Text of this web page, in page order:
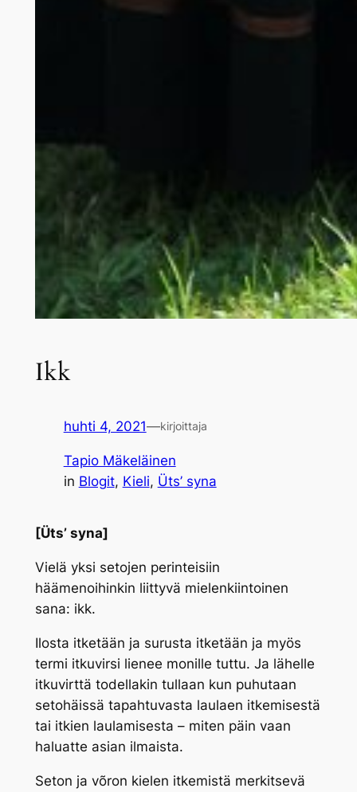
Ikk
huhti 4, 2021—kirjoittaja
Tapio Mäkeläinen
in Blogit, Kieli, Üts’ syna
[Üts’ syna]
Vielä yksi setojen perinteisiin
häämenoihinkin liittyvä mielenkiintoinen
sana: ikk.
Ilosta itketään ja surusta itketään ja myös
termi itkuvirsi lienee monille tuttu. Ja lähelle
itkuvirttä todellakin tullaan kun puhutaan
setohäissä tapahtuvasta laulaen itkemisestä
tai itkien laulamisesta – miten päin vaan
haluatte asian ilmaista.
Seton ja võron kielen itkemistä merkitsevä